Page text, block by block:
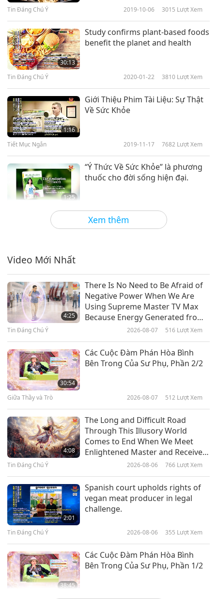
Xem thêm
Tin Đáng Chú Ý 2019-10-06 3015 Lượt Xem
30:13
Study confirms plant-based foods
benefit the planet and health
Tin Đáng Chú Ý 2020-01-22 3810 Lượt Xem
1:16
Giới Thiệu Phim Tài Liệu: Sự Thật
Về Sức Khỏe
Tiết Mục Ngắn 2019-11-17 7682 Lượt Xem
1:25
“Ý Thức Về Sức Khỏe” là phương
thuốc cho đời sống hiện đại.
2019-10-23 13484
1:02
Research finds high fruits and
vegetable diet keeps eyes healthy
Ăn Rau Quả Để Có Sức Khỏe Tối
Sức Khỏe Tráng Kiện Với Thực
Dưỡng Thuần Thực Vật, Phần 2/2
Nguồn Gốc và Lợi Ích Sức Khoẻ
của Đậu Phụ
Cách Duy Trì Huyết Áp Khỏe
Video Mới Nhất
4:25
There Is No Need to Be Afraid of
Negative Power When We Are
Using Supreme Master TV Max
Because Energy Generated from
It Is Far More Powerful than Any
Tin Đáng Chú Ý 2026-08-07 516 Lượt Xem
30:54
Các Cuộc Đàm Phán Hòa Bình
Bên Trong Của Sư Phụ, Phần 2/2
Giữa Thầy và Trò 2026-08-07 512 Lượt Xem
4:08
The Long and Difficult Road
Through This Illusory World
Comes to End When We Meet
Enlightened Master and Receive
Tin Đáng Chú Ý 2026-08-06 766 Lượt Xem
2:01
Spanish court upholds rights of
vegan meat producer in legal
challenge.
Tin Đáng Chú Ý 2026-08-06 355 Lượt Xem
38:45
Các Cuộc Đàm Phán Hòa Bình
Bên Trong Của Sư Phụ, Phần 1/2